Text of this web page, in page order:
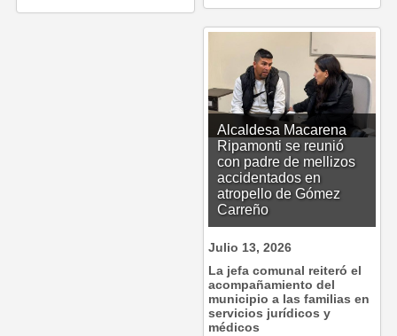
Alcaldesa Macarena
Ripamonti se reunió
con padre de mellizos
accidentados en
atropello de Gómez
Carreño
Julio 13, 2026
La jefa comunal reiteró el
acompañamiento del
municipio a las familias en
servicios jurídicos y
médicos